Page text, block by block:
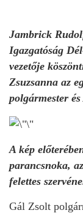
Jambrick
Igazgatóság
vezetője
Zsuzsanna az
polgármester
A kép
parancsnoka,
felettes
Gál Zsolt